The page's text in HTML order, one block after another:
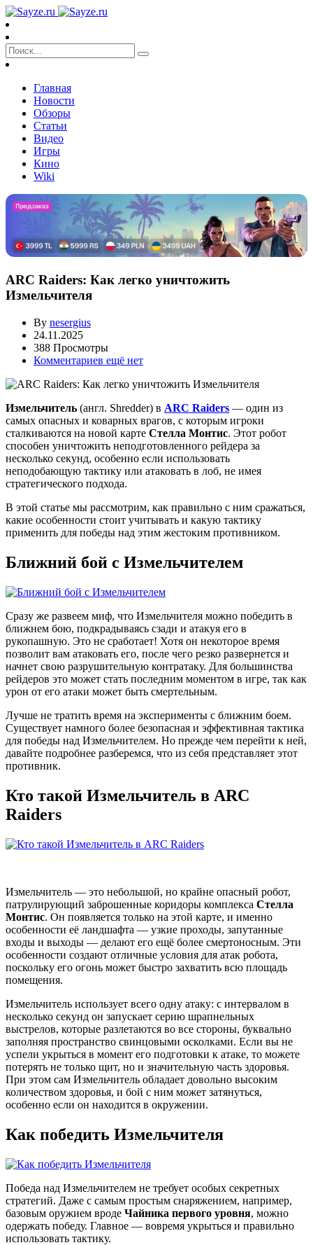
Главная
Новости
Обзоры
Статьи
Видео
Игры
Кино
Wiki
ARC Raiders: Как легко уничтожить
Измельчителя
By nesergius
24.11.2025
388 Просмотры
Комментариев ещё нет
Измельчитель (англ. Shredder) в ARC Raiders — один из
самых опасных и коварных врагов, с которым игроки
сталкиваются на новой карте Стелла Монтис. Этот робот
способен уничтожить неподготовленного рейдера за
несколько секунд, особенно если использовать
неподобающую тактику или атаковать в лоб, не имея
стратегического подхода.
В этой статье мы рассмотрим, как правильно с ним сражаться,
какие особенности стоит учитывать и какую тактику
применить для победы над этим жестоким противником.
Ближний бой с Измельчителем
Сразу же развеем миф, что Измельчителя можно победить в
ближнем бою, подкрадываясь сзади и атакуя его в
рукопашную. Это не сработает! Хотя он некоторое время
позволит вам атаковать его, после чего резко развернется и
начнет свою разрушительную контратаку. Для большинства
рейдеров это может стать последним моментом в игре, так как
урон от его атаки может быть смертельным.
Лучше не тратить время на эксперименты с ближним боем.
Существует намного более безопасная и эффективная тактика
для победы над Измельчителем. Но прежде чем перейти к ней,
давайте подробнее разберемся, что из себя представляет этот
противник.
Кто такой Измельчитель в ARC
Raiders
Измельчитель — это небольшой, но крайне опасный робот,
патрулирующий заброшенные коридоры комплекса Стелла
Монтис. Он появляется только на этой карте, и именно
особенности её ландшафта — узкие проходы, запутанные
входы и выходы — делают его ещё более смертоносным. Эти
особенности создают отличные условия для атак робота,
поскольку его огонь может быстро захватить всю площадь
помещения.
Измельчитель использует всего одну атаку: с интервалом в
несколько секунд он запускает серию шрапнельных
выстрелов, которые разлетаются во все стороны, буквально
заполняя пространство свинцовыми осколками. Если вы не
успели укрыться в момент его подготовки к атаке, то можете
потерять не только щит, но и значительную часть здоровья.
При этом сам Измельчитель обладает довольно высоким
количеством здоровья, и бой с ним может затянуться,
особенно если он находится в окружении.
Как победить Измельчителя
Победа над Измельчителем не требует особых секретных
стратегий. Даже с самым простым снаряжением, например,
базовым оружием вроде Чайника первого уровня, можно
одержать победу. Главное — вовремя укрыться и правильно
использовать тактику.